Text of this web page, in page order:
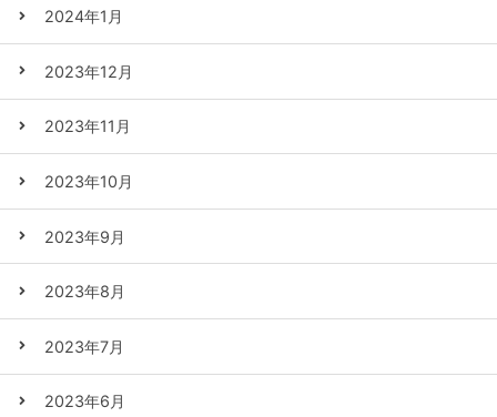
2024年1月
2023年12月
2023年11月
2023年10月
2023年9月
2023年8月
2023年7月
2023年6月